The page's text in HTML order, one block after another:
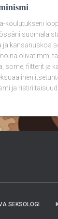
koulutukseni
kansanuskoa
olivat mm.
some, filtterit ja
ja
SEKSOLOGI